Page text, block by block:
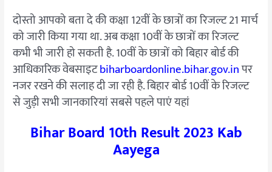
दोस्तो आपको बता दे की कक्षा 12वीं के छात्रों का रिजल्ट 21 मार्च
को जारी किया गया था. अब कक्षा 10वीं के छात्रों का रिजल्ट
कभी भी जारी हो सकती है. 10वीं के छात्रों को बिहार बोर्ड की
आधिकारिक वेबसाइटbiharboardonline.bihar.gov.inपर
नजर रखने की सलाह दी जा रही है. बिहार बोर्ड 10वीं के रिजल्ट
से जुड़ी सभी जानकारियां सबसे पहले पाएं यहां
Bihar Board 10th Result 2023 Kab
Aayega